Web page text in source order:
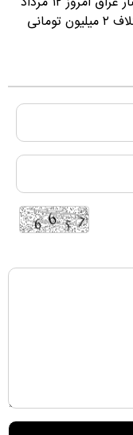
۱۴۰۵؛ اختلاف ۲ میلیون تومانی